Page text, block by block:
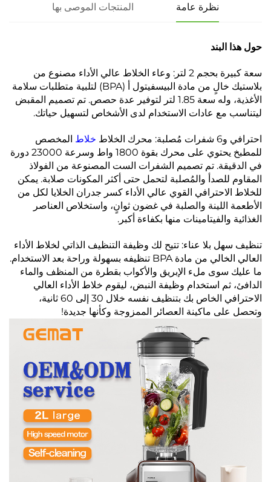
نظرة عامة المنتجات الموصى بها
حول هذا البند
سعة كبيرة بحجم 2 لتر: وعاء الخلاط عالي الأداء مصنوع من
بلاستيك خالٍ من مادة البيسفيتول أ (BPA) لتلبية متطلبات سلامة
الأغذية، وله سعة 1.85 لتر لتوفير عدة حصص. تم تصميم المقبض
ليتناسب مع عادات الاستخدام لدى الأشخاص لتسهيل حياتك.
احترافي و6 شفرات مُصلبة: محرك الخلاط خلاط المخصص
للمطبخ يحتوي على محرك بقوة 1800 واط وسرعة 23000 دورة
في الدقيقة. تم تصميم الشفرات الست المصنوعة من الفولاذ
المقاوم للصدأ والمُصلبة لتحمل حتى أكثر المكونات صلابة. يمكن
للخلاط الاحترافي القوي عالي الأداء كسر جدران الخلايا لكل من
الأطعمة اللينة والصلبة في غضون ثوانٍ، واستخلاص العناصر
الغذائية والفيتامينات منها بكفاءة أكبر.
تنظيف سهل بلا عناء: تتيح لك وظيفة التنظيف الذاتي لخلاط الأداء
العالي الخالي من مادة BPA تنظيفه بسهولة وراحة بعد الاستخدام.
ما عليك سوى ملء الإبريق والأكواب بقطرة من المنظف والماء
الدافئ، ثم استخدام وظيفة النبض، ليقوم خلاط الأداء العالي
الاحترافي الخاص بك بتنظيف نفسه خلال 30 إلى 60 ثانية،
وتحصل على ماكينة العصائر الممزوجة وكأنها جديدة!